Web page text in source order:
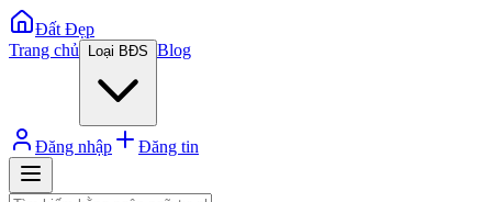
Đất Đẹp
Trang chủ
Loại BĐS Blog
Đăng nhập Đăng tin